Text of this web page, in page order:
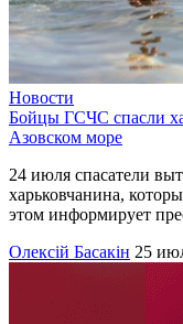
Новости
Бойцы ГСЧС спасли
Азовском море
24 июля спасатели
харьковчанина,
этом информирует
Олексій Басакін 25